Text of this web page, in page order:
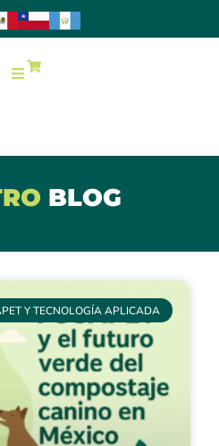
BLOG
Y TECNOLOGÍA APLICADA